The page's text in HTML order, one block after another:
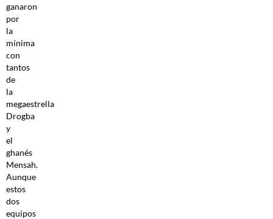
ganaron
por
la
mínima
con
tantos
de
la
megaestrella
Drogba
y
el
ghanés
Mensah.
Aunque
estos
dos
equipos